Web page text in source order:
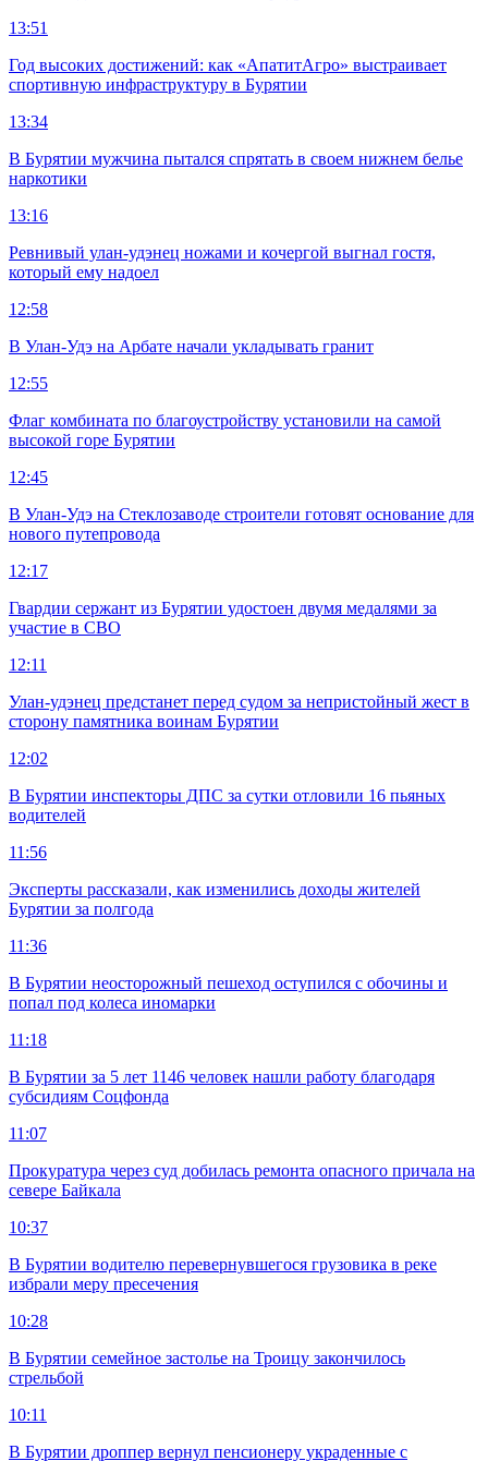
13:51
Год высоких достижений: как «АпатитАгро» выстраивает
спортивную инфраструктуру в Бурятии
13:34
В Бурятии мужчина пытался спрятать в своем нижнем белье
наркотики
13:16
Ревнивый улан-удэнец ножами и кочергой выгнал гостя,
который ему надоел
12:58
В Улан-Удэ на Арбате начали укладывать гранит
12:55
Флаг комбината по благоустройству установили на самой
высокой горе Бурятии
12:45
В Улан-Удэ на Стеклозаводе строители готовят основание для
нового путепровода
12:17
Гвардии сержант из Бурятии удостоен двумя медалями за
участие в СВО
12:11
Улан-удэнец предстанет перед судом за непристойный жест в
сторону памятника воинам Бурятии
12:02
В Бурятии инспекторы ДПС за сутки отловили 16 пьяных
водителей
11:56
Эксперты рассказали, как изменились доходы жителей
Бурятии за полгода
11:36
В Бурятии неосторожный пешеход оступился с обочины и
попал под колеса иномарки
11:18
В Бурятии за 5 лет 1146 человек нашли работу благодаря
субсидиям Соцфонда
11:07
Прокуратура через суд добилась ремонта опасного причала на
севере Байкала
10:37
В Бурятии водителю перевернувшегося грузовика в реке
избрали меру пресечения
10:28
В Бурятии семейное застолье на Троицу закончилось
стрельбой
10:11
В Бурятии дроппер вернул пенсионеру украденные с